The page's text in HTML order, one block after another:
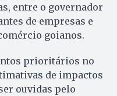
entre o governador
de empresas e
goianos.
prioritários no
de impactos
ouvidas pelo